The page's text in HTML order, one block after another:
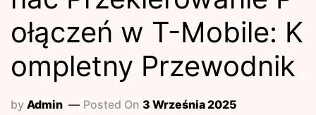
ołączeń w T-Mobile: K
ompletny Przewodnik
by Admin Posted On 3 Września 2025